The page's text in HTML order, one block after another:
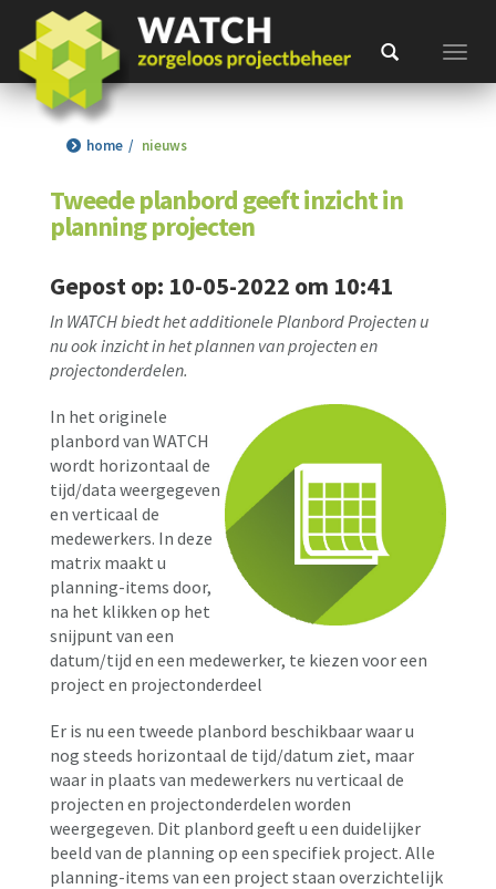
home nieuws
Tweede planbord geeft inzicht in
planning projecten
Gepost op: 10-05-2022 om 10:41
In WATCH biedt het additionele Planbord Projecten u
nu ook inzicht in het plannen van projecten en
projectonderdelen.
In het originele
planbord van WATCH
wordt horizontaal de
tijd/data weergegeven
en verticaal de
medewerkers. In deze
matrix maakt u
planning-items door,
na het klikken op het
snijpunt van een
datum/tijd en een medewerker, te kiezen voor een
project en projectonderdeel
Er is nu een tweede planbord beschikbaar waar u
nog steeds horizontaal de tijd/datum ziet, maar
waar in plaats van medewerkers nu verticaal de
projecten en projectonderdelen worden
weergegeven. Dit planbord geeft u een duidelijker
beeld van de planning op een specifiek project. Alle
planning-items van een project staan overzichtelijk